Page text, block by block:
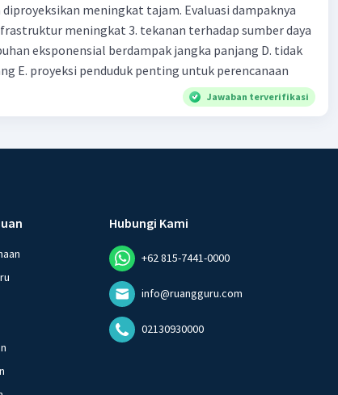
meningkat tajam. Evaluasi dampaknya
meningkat 3. tekanan terhadap sumber daya
eksponensial berdampak jangka panjang D. tidak
E. proyeksi penduduk penting untuk perencanaan
Jawaban terverifikasi
Hubungi Kami
+62 815-7441-0000
info@ruangguru.com
02130930000